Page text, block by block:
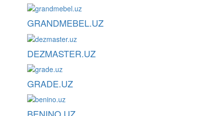
GRANDMEBEL.UZ
DEZMASTER.UZ
GRADE.UZ